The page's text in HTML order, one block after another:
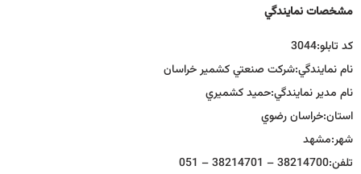
مشخصات نمايندگي
كد تابلو:3044
نام نمايندگي:شركت صنعتي كشمير خراسان
نام مدير نمايندگي:حميد كشميري
استان:خراسان رضوي
شهر:مشهد
تلفن:38214700 – 38214701 – 051